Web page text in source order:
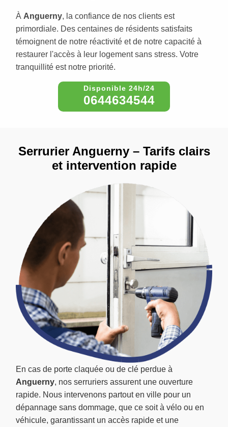
À Anguerny, la confiance de nos clients est
primordiale. Des centaines de résidents satisfaits
témoignent de notre réactivité et de notre capacité à
restaurer l'accès à leur logement sans stress. Votre
tranquillité est notre priorité.
0644634544
En cas de porte claquée ou de clé perdue à
Anguerny, nos serruriers assurent une ouverture
rapide. Nous intervenons partout en ville pour un
dépannage sans dommage, que ce soit à vélo ou en
véhicule, garantissant un accès rapide et une
Serrurier Anguerny – Tarifs clairs
et intervention rapide